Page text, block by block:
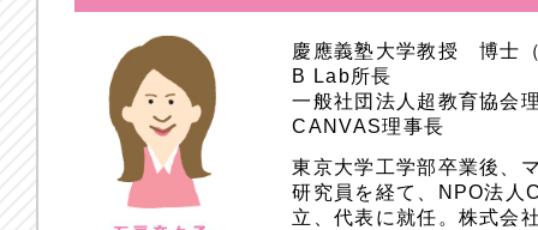
慶應義塾大学教授 博士
B Lab所長
一般社団法人超教育協会
CANVAS理事長
東京大学工学部卒業後、
研究員を経て、NPO法人
立、代表に就任。株式会